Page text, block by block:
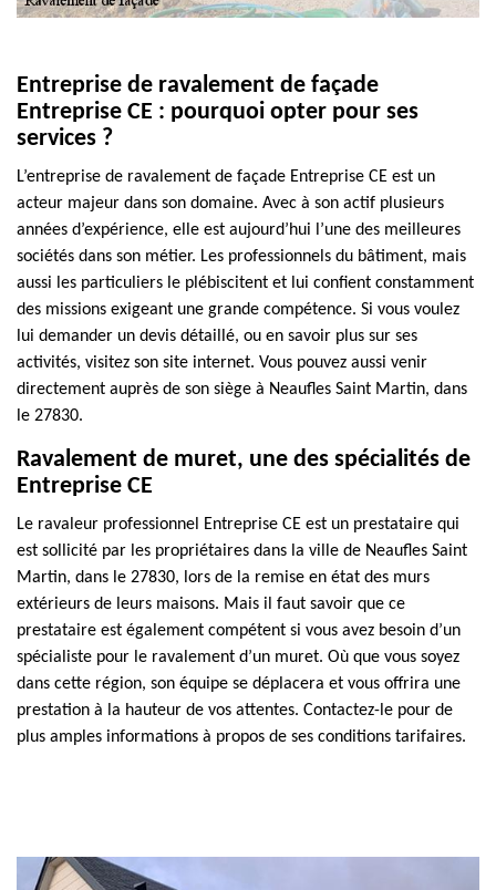
Entreprise de ravalement de façade
Entreprise CE : pourquoi opter pour ses
services ?
L’entreprise de ravalement de façade Entreprise CE est un
acteur majeur dans son domaine. Avec à son actif plusieurs
années d’expérience, elle est aujourd’hui l’une des meilleures
sociétés dans son métier. Les professionnels du bâtiment, mais
aussi les particuliers le plébiscitent et lui confient constamment
des missions exigeant une grande compétence. Si vous voulez
lui demander un devis détaillé, ou en savoir plus sur ses
activités, visitez son site internet. Vous pouvez aussi venir
directement auprès de son siège à Neaufles Saint Martin, dans
le 27830.
Ravalement de muret, une des spécialités de
Entreprise CE
Le ravaleur professionnel Entreprise CE est un prestataire qui
est sollicité par les propriétaires dans la ville de Neaufles Saint
Martin, dans le 27830, lors de la remise en état des murs
extérieurs de leurs maisons. Mais il faut savoir que ce
prestataire est également compétent si vous avez besoin d’un
spécialiste pour le ravalement d’un muret. Où que vous soyez
dans cette région, son équipe se déplacera et vous offrira une
prestation à la hauteur de vos attentes. Contactez-le pour de
plus amples informations à propos de ses conditions tarifaires.